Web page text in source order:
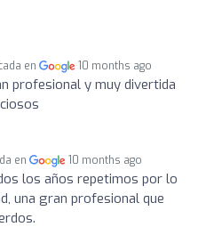
en 10 months ago
profesional y muy divertida
en 10 months ago
los años repetimos por lo
una gran profesional que